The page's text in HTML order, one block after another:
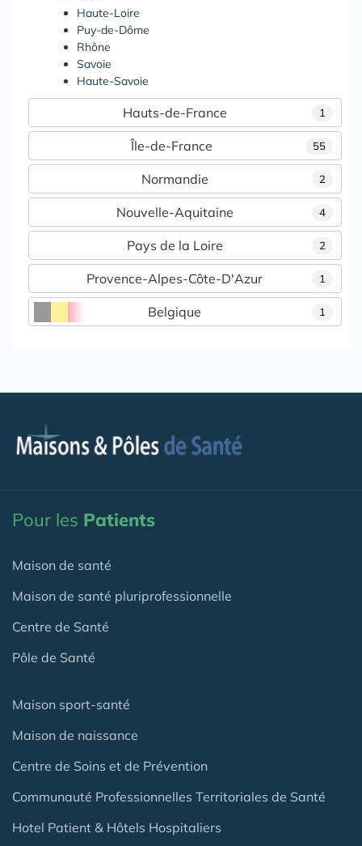
Haute-Loire
Puy-de-Dôme
Rhône
Savoie
Haute-Savoie
1
Hauts-de-France
55
Île-de-France
2
Normandie
4
Nouvelle-Aquitaine
2
Pays de la Loire
1
Provence-Alpes-Côte-D'Azur
Belgique 1
Pour les Patients
Maison de santé
Maison de santé pluriprofessionnelle
Centre de Santé
Pôle de Santé
Maison sport-santé
Maison de naissance
Centre de Soins et de Prévention
Communauté Professionnelles Territoriales de Santé
Hotel Patient & Hôtels Hospitaliers